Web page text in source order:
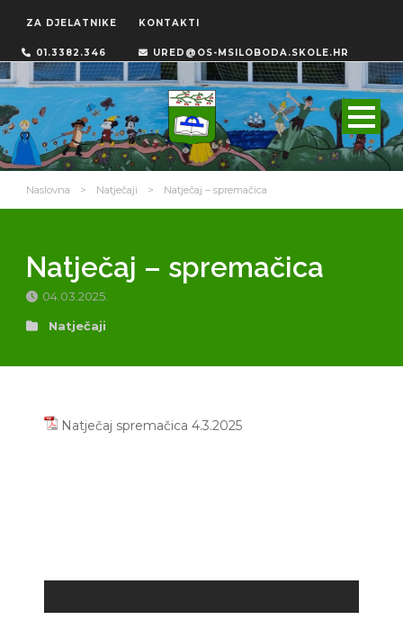
ZA DJELATNIKE KONTAKTI
01.3382.346 URED@OS-MSILOBODA.SKOLE.HR
Naslovna > Natječaji > Natječaj – spremačica
Natječaj – spremačica
04.03.2025.
Natječaji
Natječaj spremačica 4.3.2025